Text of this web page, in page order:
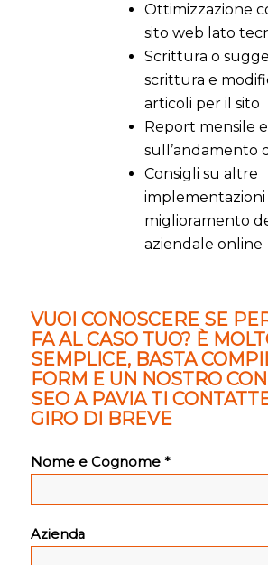
Ottimizzazione
sito web lato
Scrittura o
scrittura e
articoli per il sito
Report mensile
sull’andamento
Consigli su altre
implementazioni
miglioramento
aziendale online
VUOI CONOSCERE SE
FA AL CASO TUO? È
SEMPLICE, BASTA
FORM E UN NOSTRO
SEO A PAVIA TI
GIRO DI BREVE
Nome e Cognome *
Azienda